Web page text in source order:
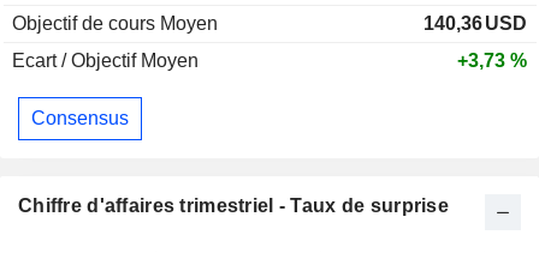
Objectif de cours Moyen
140,36USD
Ecart / Objectif Moyen
+3,73 %
Consensus
Chiffre d'affaires trimestriel - Taux de surprise